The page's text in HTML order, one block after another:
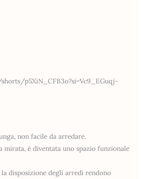
p5XiN_CFB3o?si=Vc9_EGuqj-
non facile da arredare.
mirata, è diventata uno spazio funzionale
disposizione degli arredi rendono